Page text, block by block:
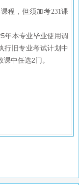
课程，但须加考231课
年本专业毕业使用调
行旧专业考试计划中
课中任选2门。